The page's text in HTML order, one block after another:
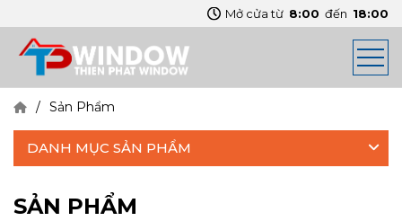
Mở cửa từ 8:00 đến 18:00
Sản Phẩm
DANH MỤC SẢN PHẨM
SẢN PHẨM